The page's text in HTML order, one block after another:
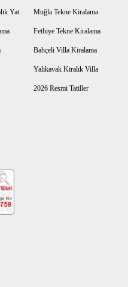
Yat Muğla Tekne Kiralama
Fethiye Tekne Kiralama
Bahçeli Villa Kiralama
Yalıkavak Kiralık Villa
2026 Resmi Tatiller